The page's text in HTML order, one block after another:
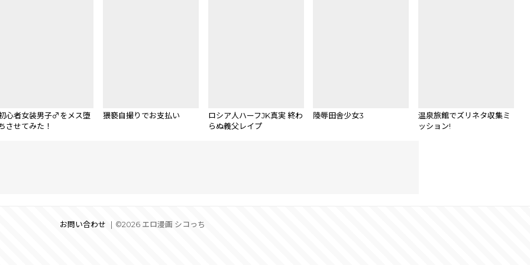
心者女装男子♂をメス堕
させてみた！
猥褻自撮りでお支払い
ロシア人ハーフJK真実 終わ
らぬ義父レイプ
陵辱田舎少女3
温泉旅館でズリネタ収集ミ
ッション!
お問い合わせ ©2026 エロ漫画 シコっち